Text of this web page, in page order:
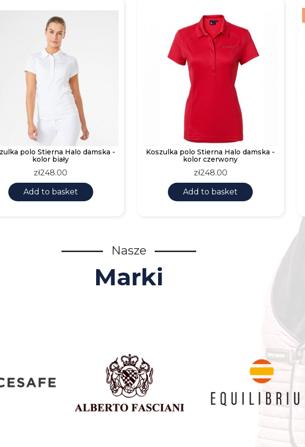
polo Stierna Halo damska -
kolor biały
Price
zł248.00
Add to basket
Koszulka polo Stierna Halo damska -
kolor czerwony
Price
zł248.00
Add to basket
Nasze
Marki